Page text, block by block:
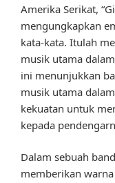
Amerika Serikat,
mengungkapkan
kata-kata. Itulah
musik utama
ini menunjukkan
musik utama
kekuatan untuk
kepada
Dalam sebuah
memberikan